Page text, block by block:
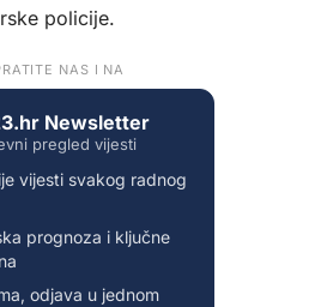
policije.
NAS I NA
Newsletter
pregled vijesti
vijesti svakog radnog
prognoza i ključne
odjava u jednom